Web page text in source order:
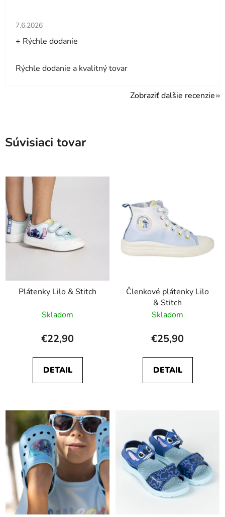
Hodnotenie obchodu je 5 z 5 hviezdičiek.
7.6.2026
+ Rýchle dodanie
Rýchle dodanie a kvalitný tovar
Zobraziť ďalšie recenzie
Súvisiaci tovar
Plátenky Lilo & Stitch
Skladom
€22,90
DETAIL
Členkové plátenky Lilo
& Stitch
Skladom
€25,90
DETAIL